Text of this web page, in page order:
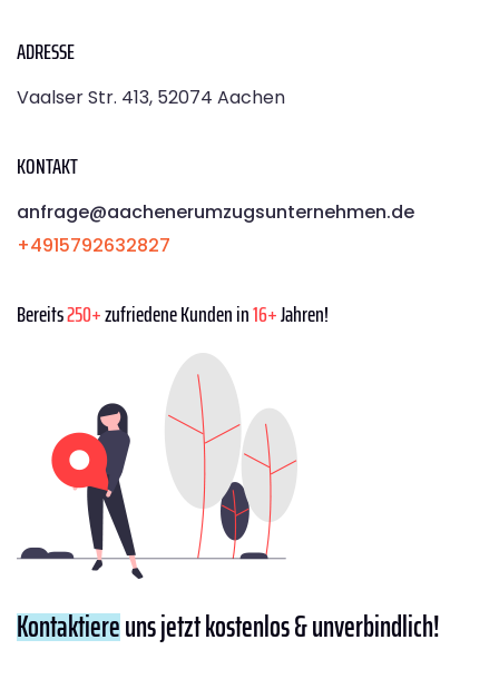
ADRESSE
Vaalser Str. 413, 52074 Aachen
KONTAKT
anfrage@aachenerumzugsunternehmen.de
+4915792632827
Bereits250+zufriedene Kunden in16+Jahren!
Kontaktiereuns jetzt kostenlos & unverbindlich!